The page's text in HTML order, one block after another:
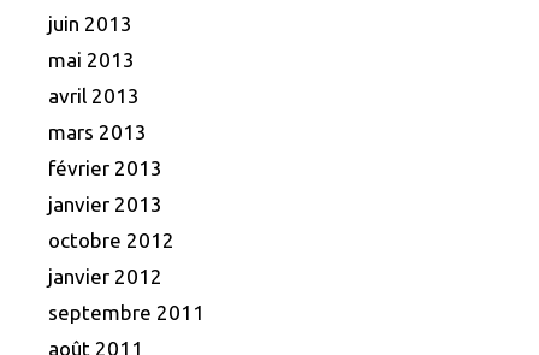
juin 2013
mai 2013
avril 2013
mars 2013
février 2013
janvier 2013
octobre 2012
janvier 2012
septembre 2011
août 2011